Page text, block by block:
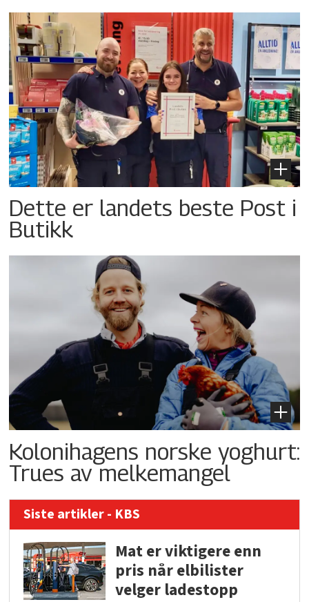
Dette er landets beste Post i
Butikk
Kolonihagens norske yoghurt:
Trues av melkemangel
Siste artikler - KBS
Mat er viktigere enn
pris når elbilister
velger ladestopp